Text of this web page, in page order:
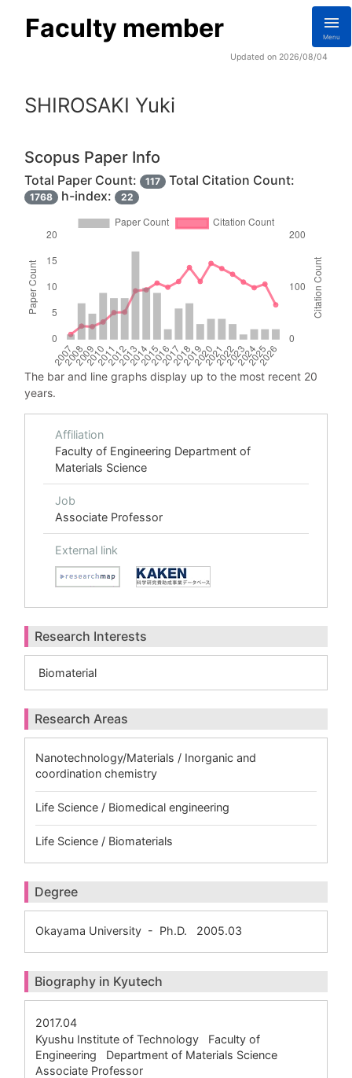
Faculty member Menu
Updated on 2026/08/04
SHIROSAKI Yuki
Scopus Paper Info
Total Paper Count: 117 Total Citation Count:
1768 h-index: 22
The bar and line graphs display up to the most recent 20
years.
Affiliation
Faculty of Engineering Department of
Materials Science
Job
Associate Professor
External link
Research Interests
Biomaterial
Research Areas
Nanotechnology/Materials / Inorganic and
coordination chemistry
Life Science / Biomedical engineering
Life Science / Biomaterials
Degree
Okayama University - Ph.D. 2005.03
Biography in Kyutech
2017.04
Kyushu Institute of Technology Faculty of
Engineering Department of Materials Science
Associate Professor